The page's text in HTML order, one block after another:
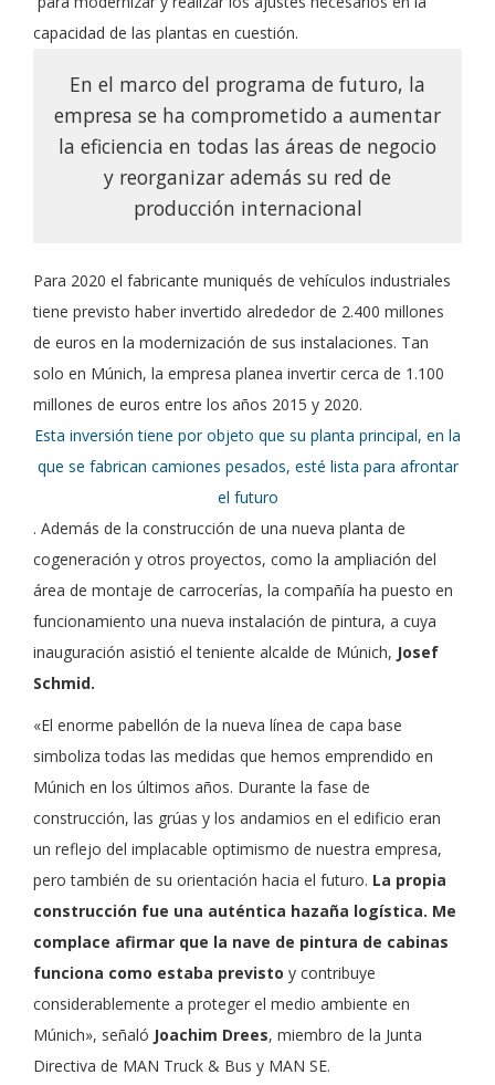
capacidad de las plantas en cuestión.
En el marco del programa de futuro, la
empresa se ha comprometido a aumentar
la eficiencia en todas las áreas de negocio
y reorganizar además su red de
producción internacional
Para 2020 el fabricante muniqués de vehículos industriales
tiene previsto haber invertido alrededor de 2.400 millones
de euros en la modernización de sus instalaciones. Tan
solo en Múnich, la empresa planea invertir cerca de 1.100
millones de euros entre los años 2015 y 2020.
Esta inversión tiene por objeto que su planta principal, en la
que se fabrican camiones pesados, esté lista para afrontar
el futuro
. Además de la construcción de una nueva planta de
cogeneración y otros proyectos, como la ampliación del
área de montaje de carrocerías, la compañía ha puesto en
funcionamiento una nueva instalación de pintura, a cuya
inauguración asistió el teniente alcalde de Múnich, Josef
Schmid.
«El enorme pabellón de la nueva línea de capa base
simboliza todas las medidas que hemos emprendido en
Múnich en los últimos años. Durante la fase de
construcción, las grúas y los andamios en el edificio eran
un reflejo del implacable optimismo de nuestra empresa,
pero también de su orientación hacia el futuro. La propia
construcción fue una auténtica hazaña logística. Me
complace afirmar que la nave de pintura de cabinas
funciona como estaba previsto y contribuye
considerablemente a proteger el medio ambiente en
Múnich», señaló Joachim Drees, miembro de la Junta
Directiva de MAN Truck & Bus y MAN SE.